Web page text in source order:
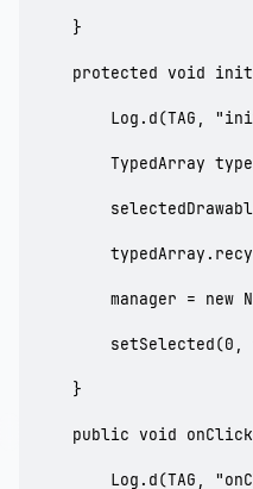
    }
protected void
Log.d(TAG,
TypedArray
manager = new
setSelected(0,
    }
public void
Log.d(TAG,